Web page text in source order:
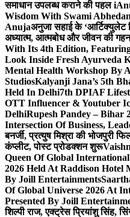
समाधान उपलब्ध कराने की पहल i
Wisdom With Swami
Anujaअनुजा सहाई के ‘आर्टिक्युलेट
अध्यात्म, आत्मबोध और जीवन की गहन
With Its 4th Edition,
Look Inside Fresh Ayurveda
Mental Health Workshop By
StudiosKalyanji Jana’s 5th
Held In Delhi7th DPIAF
OTT Influencer & Youtuber
DelhiRupesh Pandey – Bihar
Intersection Of Business,
बनर्जी, प्रत्युष मिश्रा की भोजपुरी
कंप्लीट, पोस्ट प्रोडक्शन शुरू
Queen Of Global
2026 Held At Raddison Hotel
By Joill Entertainments
Of Global Universe 2026 At
Presented By Joill
शिल्पी राज, एक्ट्रेस प्रियांशु सिंह,